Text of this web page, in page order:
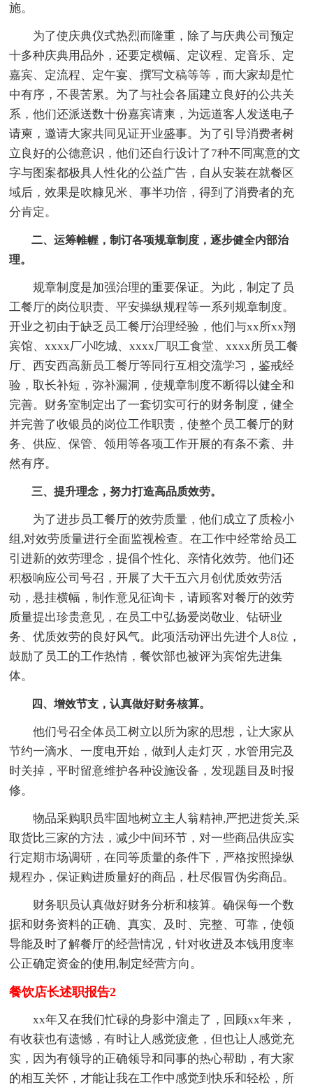
施。
为了使庆典仪式热烈而隆重，除了与庆典公司预定
十多种庆典用品外，还要定横幅、定议程、定音乐、定
嘉宾、定流程、定午宴、撰写文稿等等，而大家却是忙
中有序，不畏苦累。为了与社会各届建立良好的公共关
系，他们还派送数十份嘉宾请柬，为远道客人发送电子
请柬，邀请大家共同见证开业盛事。为了引导消费者树
立良好的公德意识，他们还自行设计了7种不同寓意的文
字与图案都极具人性化的公益广告，自从安装在就餐区
域后，效果是吹糠见米、事半功倍，得到了消费者的充
分肯定。
二、运筹帷幄，制订各项规章制度，逐步健全内部治
理。
规章制度是加强治理的重要保证。为此，制定了员
工餐厅的岗位职责、平安操纵规程等一系列规章制度。
开业之初由于缺乏员工餐厅治理经验，他们与xx所xx翔
宾馆、xxxx厂小吃城、xxxx厂职工食堂、xxxx所员工餐
厅、西安西高新员工餐厅等同行互相交流学习，鉴戒经
验，取长补短，弥补漏洞，使规章制度不断得以健全和
完善。财务室制定出了一套切实可行的财务制度，健全
并完善了收银员的岗位工作职责，使整个员工餐厅的财
务、供应、保管、领用等各项工作开展的有条不紊、井
然有序。
三、提升理念，努力打造高品质效劳。
为了进步员工餐厅的效劳质量，他们成立了质检小
组,对效劳质量进行全面监视检查。在工作中经常给员工
引进新的效劳理念，提倡个性化、亲情化效劳。他们还
积极响应公司号召，开展了大干五六月创优质效劳活
动，悬挂横幅，制作意见征询卡，请顾客对餐厅的效劳
质量提出珍贵意见，在员工中弘扬爱岗敬业、钻研业
务、优质效劳的良好风气。此项活动评出先进个人8位，
鼓励了员工的工作热情，餐饮部也被评为宾馆先进集
体。
四、增效节支，认真做好财务核算。
他们号召全体员工树立以所为家的思想，让大家从
节约一滴水、一度电开始，做到人走灯灭，水管用完及
时关掉，平时留意维护各种设施设备，发现题目及时报
修。
物品采购职员牢固地树立主人翁精神,严把进货关,采
取货比三家的方法，减少中间环节，对一些商品供应实
行定期市场调研，在同等质量的条件下，严格按照操纵
规程办，保证购进质量好的商品，杜尽假冒伪劣商品。
财务职员认真做好财务分析和核算。确保每一个数
据和财务资料的正确、真实、及时、完整、可靠，使领
导能及时了解餐厅的经营情况，针对收进及本钱用度率
公正确定资金的使用,制定经营方向。
餐饮店长述职报告2
xx年又在我们忙碌的身影中溜走了，回顾xx年来，
有收获也有遗憾，有时让人感觉疲惫，但也让人感觉充
实，因为有领导的正确领导和同事的热心帮助，有大家
的相互关怀，才能让我在工作中感觉到快乐和轻松，所